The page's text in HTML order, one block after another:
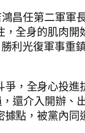
昌任第二軍
全身的肌肉
利光復軍事重
，全身心投
還介入開辦
點，被黨內同